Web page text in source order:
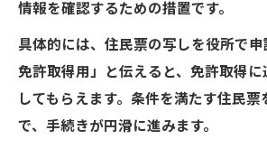
情報を確認するための措置です。
具体的には、住民票の写しを役所で
免許取得用」と伝えると、免許取得
してもらえます。条件を満たす住民票
で、手続きが円滑に進みます。